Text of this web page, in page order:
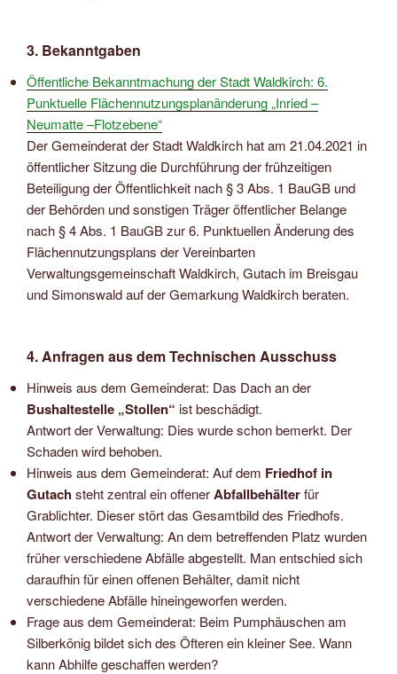
3. Bekanntgaben
Öffentliche Bekanntmachung der Stadt Waldkirch: 6.
Punktuelle Flächennutzungsplanänderung „Inried –
Neumatte –Flotzebene“
Der Gemeinderat der Stadt Waldkirch hat am 21.04.2021 in
öffentlicher Sitzung die Durchführung der frühzeitigen
Beteiligung der Öffentlichkeit nach § 3 Abs. 1 BauGB und
der Behörden und sonstigen Träger öffentlicher Belange
nach § 4 Abs. 1 BauGB zur 6. Punktuellen Änderung des
Flächennutzungsplans der Vereinbarten
Verwaltungsgemeinschaft Waldkirch, Gutach im Breisgau
und Simonswald auf der Gemarkung Waldkirch beraten.
4. Anfragen aus dem Technischen Ausschuss
Hinweis aus dem Gemeinderat: Das Dach an der
Bushaltestelle „Stollen“ ist beschädigt.
Antwort der Verwaltung: Dies wurde schon bemerkt. Der
Schaden wird behoben.
Hinweis aus dem Gemeinderat: Auf dem Friedhof in
Gutachsteht zentral ein offenerAbfallbehälterfür
Grablichter. Dieser stört das Gesamtbild des Friedhofs.
Antwort der Verwaltung: An dem betreffenden Platz wurden
früher verschiedene Abfälle abgestellt. Man entschied sich
daraufhin für einen offenen Behälter, damit nicht
verschiedene Abfälle hineingeworfen werden.
Frage aus dem Gemeinderat: Beim Pumphäuschen am
Silberkönig bildet sich des Öfteren ein kleiner See. Wann
kann Abhilfe geschaffen werden?